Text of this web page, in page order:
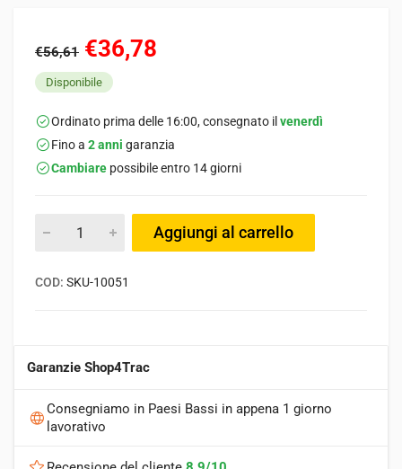
€56,61 €36,78
Disponibile
Ordinato prima delle 16:00, consegnato il venerdì
Fino a 2 anni garanzia
Cambiare possibile entro 14 giorni
Aggiungi al carrello
COD: SKU-10051
Garanzie Shop4Trac
Consegniamo in Paesi Bassi in appena 1 giorno
lavorativo